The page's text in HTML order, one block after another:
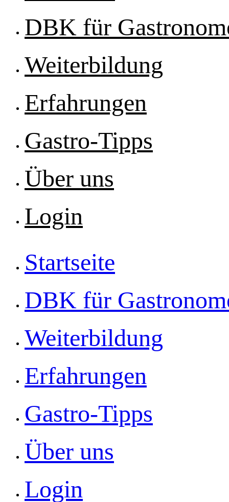
DBK für
Weiterbildung
Erfahrungen
Gastro-Tipps
Über uns
Login
Startseite
DBK für
Weiterbildung
Erfahrungen
Gastro-Tipps
Über uns
Login